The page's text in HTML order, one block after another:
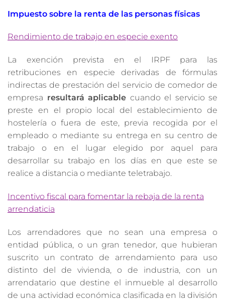
Impuesto sobre la renta de las personas físicas
Rendimiento de trabajo en especie exento
La exención prevista en el IRPF para las
retribuciones en especie derivadas de fórmulas
indirectas de prestación del servicio de comedor de
empresa resultará aplicable cuando el servicio se
preste en el propio local del establecimiento de
hostelería o fuera de este, previa recogida por el
empleado o mediante su entrega en su centro de
trabajo o en el lugar elegido por aquel para
desarrollar su trabajo en los días en que este se
realice a distancia o mediante teletrabajo.
Incentivo fiscal para fomentar la rebaja de la renta
arrendaticia
Los arrendadores que no sean una empresa o
entidad pública, o un gran tenedor, que hubieran
suscrito un contrato de arrendamiento para uso
distinto del de vivienda, o de industria, con un
arrendatario que destine el inmueble al desarrollo
de una actividad económica clasificada en la división